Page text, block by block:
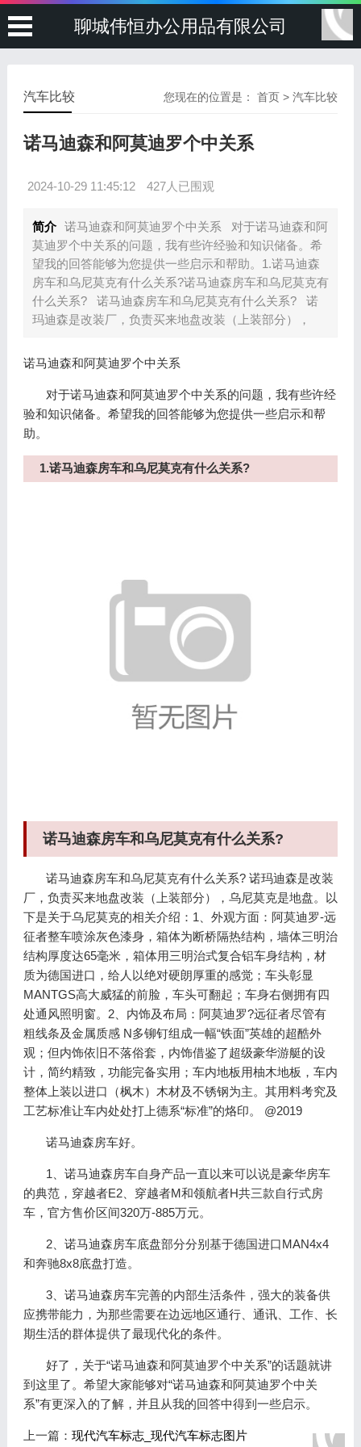
聊城伟恒办公用品有限公司
您现在的位置是：首页 >汽车比较
汽车比较
诺马迪森和阿莫迪罗个中关系
2024-10-29 11:45:12 427人已围观
简介 诺马迪森和阿莫迪罗个中关系 对于诺马迪森和阿
莫迪罗个中关系的问题，我有些许经验和知识储备。希
望我的回答能够为您提供一些启示和帮助。1.诺马迪森
房车和乌尼莫克有什么关系?诺马迪森房车和乌尼莫克有
什么关系? 诺马迪森房车和乌尼莫克有什么关系? 诺
玛迪森是改装厂，负责买来地盘改装（上装部分），
诺马迪森和阿莫迪罗个中关系
对于诺马迪森和阿莫迪罗个中关系的问题，我有些许经
验和知识储备。希望我的回答能够为您提供一些启示和帮
助。
1.诺马迪森房车和乌尼莫克有什么关系?
诺马迪森房车和乌尼莫克有什么关系?
诺马迪森房车和乌尼莫克有什么关系? 诺玛迪森是改装
厂，负责买来地盘改装（上装部分），乌尼莫克是地盘。以
下是关于乌尼莫克的相关介绍：1、外观方面：阿莫迪罗-远
征者整车喷涂灰色漆身，箱体为断桥隔热结构，墙体三明治
结构厚度达65毫米，箱体用三明治式复合铝车身结构，材
质为德国进口，给人以绝对硬朗厚重的感觉；车头彰显
MANTGS高大威猛的前脸，车头可翻起；车身右侧拥有四
处通风照明窗。2、内饰及布局：阿莫迪罗?远征者尽管有
粗线条及金属质感 N多铆钉组成一幅“铁面”英雄的超酷外
观；但内饰依旧不落俗套，内饰借鉴了超级豪华游艇的设
计，简约精致，功能完备实用；车内地板用柚木地板，车内
整体上装以进口（枫木）木材及不锈钢为主。其用料考究及
工艺标准让车内处处打上德系“标准”的烙印。 @2019
诺马迪森房车好。
1、诺马迪森房车自身产品一直以来可以说是豪华房车
的典范，穿越者E2、穿越者M和领航者H共三款自行式房
车，官方售价区间320万-885万元。
2、诺马迪森房车底盘部分分别基于德国进口MAN4x4
和奔驰8x8底盘打造。
3、诺马迪森房车完善的内部生活条件，强大的装备供
应携带能力，为那些需要在边远地区通行、通讯、工作、长
期生活的群体提供了最现代化的条件。
好了，关于“诺马迪森和阿莫迪罗个中关系”的话题就讲
到这里了。希望大家能够对“诺马迪森和阿莫迪罗个中关
系”有更深入的了解，并且从我的回答中得到一些启示。
上一篇： 现代汽车标志_现代汽车标志图片